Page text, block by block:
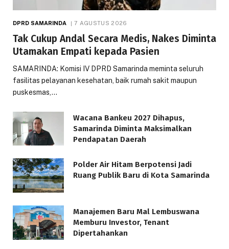
DPRD SAMARINDA 7 AGUSTUS 2026
Tak Cukup Andal Secara Medis, Nakes Diminta
Utamakan Empati kepada Pasien
SAMARINDA: Komisi IV DPRD Samarinda meminta seluruh
fasilitas pelayanan kesehatan, baik rumah sakit maupun
puskesmas,…
Wacana Bankeu 2027 Dihapus,
Samarinda Diminta Maksimalkan
Pendapatan Daerah
Polder Air Hitam Berpotensi Jadi
Ruang Publik Baru di Kota Samarinda
Manajemen Baru Mal Lembuswana
Memburu Investor, Tenant
Dipertahankan